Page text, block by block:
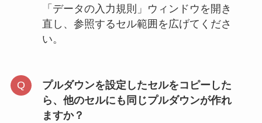
「データの入力規則」ウィンドウを開き
直し、参照するセル範囲を広げてくださ
い。
プルダウンを設定したセルをコピーした
ら、他のセルにも同じプルダウンが作れ
ますか？